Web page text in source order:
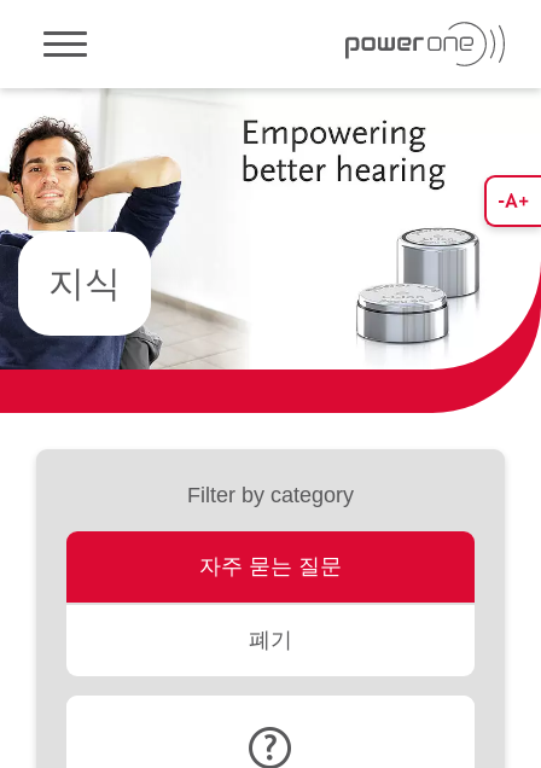
Toggle navigation
지식
Filter by category
자주 묻는 질문
폐기